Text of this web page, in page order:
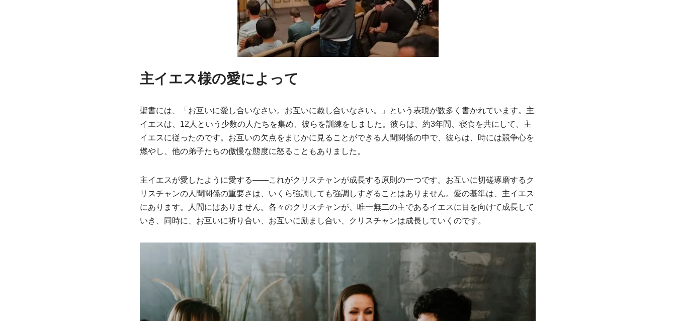
主イエス様の愛によって
聖書には、「お互いに愛し合いなさい。お互いに赦し合いなさい。」という表現が数多く書かれています。主
イエスは、12人という少数の人たちを集め、彼らを訓練をしました。彼らは、約3年間、寝食を共にして、主
イエスに従ったのです。お互いの欠点をまじかに見ることができる人間関係の中で、彼らは、時には競争心を
燃やし、他の弟子たちの傲慢な態度に怒ることもありました。
主イエスが愛したように愛する――これがクリスチャンが成長する原則の一つです。お互いに切磋琢磨するク
リスチャンの人間関係の重要さは、いくら強調しても強調しすぎることはありません。愛の基準は、主イエス
にあります。人間にはありません。各々のクリスチャンが、唯一無二の主であるイエスに目を向けて成長して
いき、同時に、お互いに祈り合い、お互いに励まし合い、クリスチャンは成長していくのです。